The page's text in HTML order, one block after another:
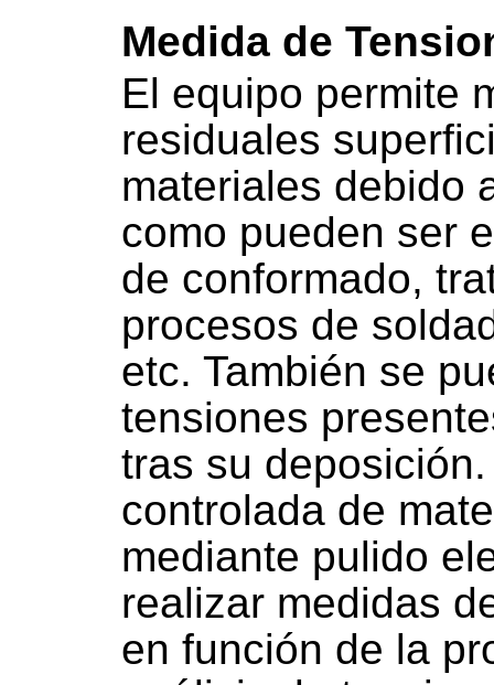
Medida de
El equipo permite
residuales
materiales debido
como pueden ser
de conformado,
procesos de
etc. También se
tensiones
tras su
controlada de
mediante pulido
realizar medidas
en función de la